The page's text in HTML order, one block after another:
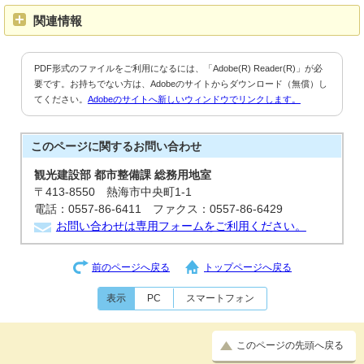
関連情報
PDF形式のファイルをご利用になるには、「Adobe(R) Reader(R)」が必
要です。お持ちでない方は、Adobeのサイトからダウンロード（無償）し
てください。 Adobeのサイトへ新しいウィンドウでリンクします。
このページに関するお問い合わせ
観光建設部 都市整備課 総務用地室
〒413-8550 熱海市中央町1-1
電話：0557-86-6411 ファクス：0557-86-6429
お問い合わせは専用フォームをご利用ください。
前のページへ戻る トップページへ戻る
表示 PC スマートフォン
このページの先頭へ戻る